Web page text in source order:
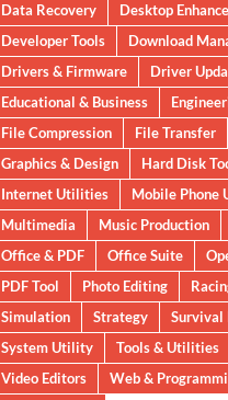
Data Recovery
Desktop
Developer Tools
Download
Drivers & Firmware
Driver
Educational & Business
File Compression
File Transfer
Graphics & Design
Hard Disk
Internet Utilities
Mobile Phone
Multimedia
Music Production
Office & PDF
Office Suite
PDF Tool
Photo Editing
Simulation
Strategy
Survival
System Utility
Tools & Utilities
Video Editors
Web &